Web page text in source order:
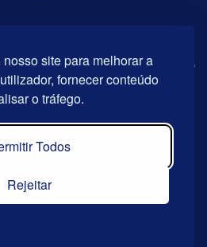
site para melhorar a
fornecer conteúdo
o tráfego.
Todos
Rejeitar
Todos os direitos reservados.